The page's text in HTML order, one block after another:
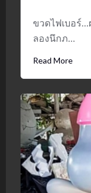
ขวดไฟเบอร์
ลองนึกภ…
Read More